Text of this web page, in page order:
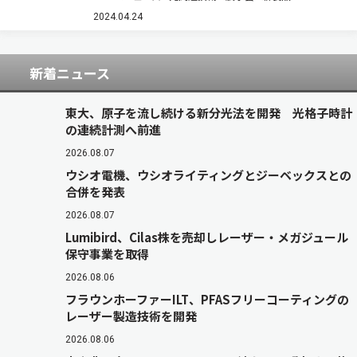
ターンを形成するオンリーワン製品のホロライト
2024.04.24
新着ニュース
東大、原子を流し続ける新分光法を開発 光格子時計
の連続計測へ前進
2026.08.07
ウシオ電機、ウシオライティングとジーベックスとの
合併を発表
2026.08.07
Lumibird、Cilas株を売却しレーザー・メガジュール
保守事業を取得
2026.08.06
フラウンホーファーILT、PFASフリーコーティングの
レーザー製造技術を開発
2026.08.06